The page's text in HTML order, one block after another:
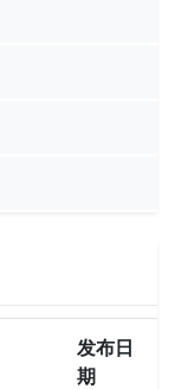
发布日
期